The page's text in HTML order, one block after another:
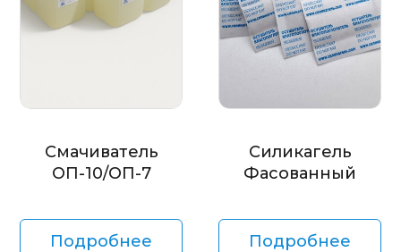
Смачиватель
ОП-10/ОП-7
Подробнее
Силикагель
Фасованный
Подробнее